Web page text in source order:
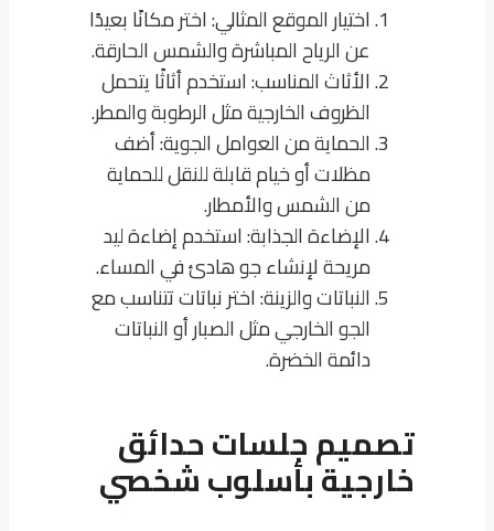
اختيار الموقع المثالي: اختر مكانًا بعيدًا
عن الرياح المباشرة والشمس الحارقة.
الأثاث المناسب: استخدم أثاثًا يتحمل
الظروف الخارجية مثل الرطوبة والمطر.
الحماية من العوامل الجوية: أضف
مظلات أو خيام قابلة للنقل للحماية
من الشمس والأمطار.
الإضاءة الجذابة: استخدم إضاءة ليد
مريحة لإنشاء جو هادئ في المساء.
النباتات والزينة: اختر نباتات تتناسب مع
الجو الخارجي مثل الصبار أو النباتات
دائمة الخضرة.
تصميم جلسات حدائق
خارجية بأسلوب شخصي